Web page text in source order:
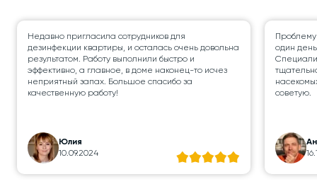
Недавно пригласила сотрудников для
дезинфекции квартиры, и осталась очень довольна
результатом. Работу выполнили быстро и
эффективно, а главное, в доме наконец-то исчез
неприятный запах. Большое спасибо за
качественную работу!
Юлия
10.09.2024
один
советую.